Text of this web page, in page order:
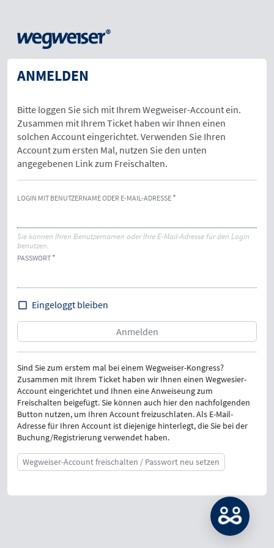
ANMELDEN
Bitte loggen Sie sich mit Ihrem Wegweiser-Account ein.
Zusammen mit Ihrem Ticket haben wir Ihnen einen
solchen Account eingerichtet. Verwenden Sie Ihren
Account zum ersten Mal, nutzen Sie den unten
angegebenen Link zum Freischalten.
LOGIN MIT BENUTZERNAME ODER E-MAIL-ADRESSE
Sie können Ihren Benutzernamen oder Ihre E-Mail-Adresse für den Login
benutzen.
PASSWORT
Eingeloggt bleiben
Sind Sie zum erstem mal bei einem Wegweiser-Kongress?
Zusammen mit Ihrem Ticket haben wir Ihnen einen Wegwesier-
Account eingerichtet und Ihnen eine Anweiseung zum
Freischalten beigefügt. Sie können auch hier den nachfolgenden
Button nutzen, um Ihren Account freizuschlaten. Als E-Mail-
Adresse für Ihren Account ist diejenige hinterlegt, die Sie bei der
Buchung/Registrierung verwendet haben.
Wegweiser-Account freischalten / Passwort neu setzen